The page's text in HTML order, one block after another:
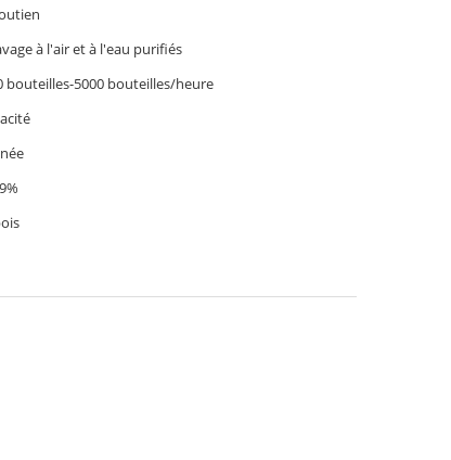
à l'air et à l'eau purifiés
bouteilles-5000 bouteilles/heure